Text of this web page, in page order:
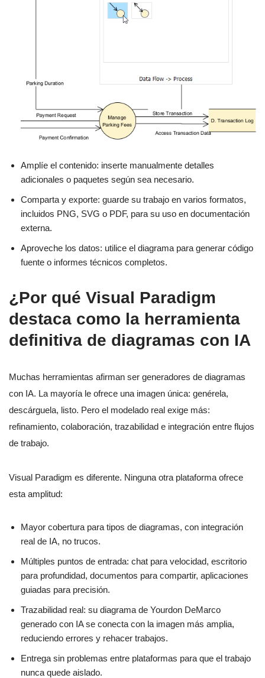
Amplíe el contenido: inserte manualmente detalles
adicionales o paquetes según sea necesario.
Comparta y exporte: guarde su trabajo en varios formatos,
incluidos PNG, SVG o PDF, para su uso en documentación
externa.
Aproveche los datos: utilice el diagrama para generar código
fuente o informes técnicos completos.
¿Por qué Visual Paradigm
destaca como la herramienta
definitiva de diagramas con IA
Muchas herramientas afirman ser generadores de diagramas
con IA. La mayoría le ofrece una imagen única: genérela,
descárguela, listo. Pero el modelado real exige más:
refinamiento, colaboración, trazabilidad e integración entre flujos
de trabajo.
Visual Paradigm es diferente. Ninguna otra plataforma ofrece
esta amplitud:
Mayor cobertura para tipos de diagramas, con integración
real de IA, no trucos.
Múltiples puntos de entrada: chat para velocidad, escritorio
para profundidad, documentos para compartir, aplicaciones
guiadas para precisión.
Trazabilidad real: su diagrama de Yourdon DeMarco
generado con IA se conecta con la imagen más amplia,
reduciendo errores y rehacer trabajos.
Entrega sin problemas entre plataformas para que el trabajo
nunca quede aislado.